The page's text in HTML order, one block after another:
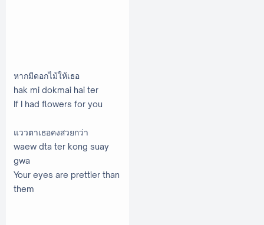
หากมีดอกไม้ให้เธอ
hak mi dokmai hai ter
If I had flowers for you
แววตาเธอคงสวยกว่า
waew dta ter kong suay
gwa
Your eyes are prettier than
them